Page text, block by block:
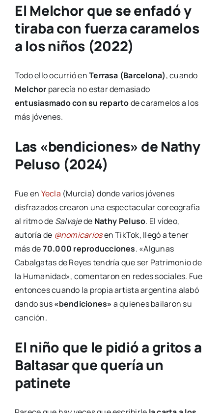
El Melchor que se enfadó y
tiraba con fuerza caramelos
a los niños (2022)
Todo ello ocurrió enTerrasa (Barcelona), cuando
Melchor parecía no estar demasiado
entusiasmado con su repartode caramelos a los
más jóvenes.
Las «bendiciones» de Nathy
Peluso (2024)
Fue en Yecla (Murcia) donde varios jóvenes
disfrazados crearon una espectacular coreografía
al ritmo de Salvajede Nathy Peluso. El vídeo,
autoría de @nomicariosen TikTok, llegó a tener
más de70.000 reproducciones. «Algunas
Cabalgatas de Reyes tendría que ser Patrimonio de
la Humanidad», comentaron en redes sociales. Fue
entonces cuando la propia artista argentina alabó
dando sus«bendiciones» a quienes bailaron su
canción.
El niño que le pidió a gritos a
Baltasar que quería un
patinete